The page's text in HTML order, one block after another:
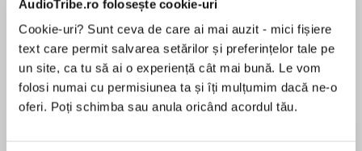
AudioTribe.ro folosește cookie-uri
Cookie-uri? Sunt ceva de care ai mai auzit - mici fișiere
text care permit salvarea setărilor și preferințelor tale pe
un site, ca tu să ai o experiență cât mai bună. Le vom
folosi numai cu permisiunea ta și îți mulțumim dacă ne-o
oferi. Poți schimba sau anula oricând acordul tău.
Desprecarte
Discover the fate of the original black Magician,
Pug, and his crew of agents who safeguard the